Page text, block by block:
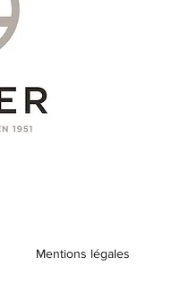
Mentions légales